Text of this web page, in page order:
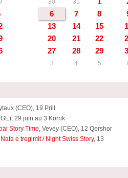
30 31
6 7 8
13 14 15
20 21 22
27 28 29
3 4 5
(CEO), 19 Prill
29 juin au 3 Korrik
Story Time, Vevey (CEO), 12 Qershor
e tregimit / Night Swiss Story, 13